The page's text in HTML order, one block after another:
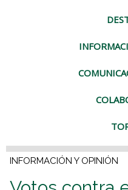
INFORMACIÓN Y OPINIÓN